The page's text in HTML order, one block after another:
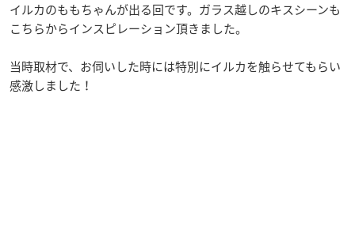
イルカのももちゃんが出る回です。ガラス越しのキスシーンも
こちらからインスピレーション頂きました。
当時取材で、お伺いした時には特別にイルカを触らせてもらい
感激しました！